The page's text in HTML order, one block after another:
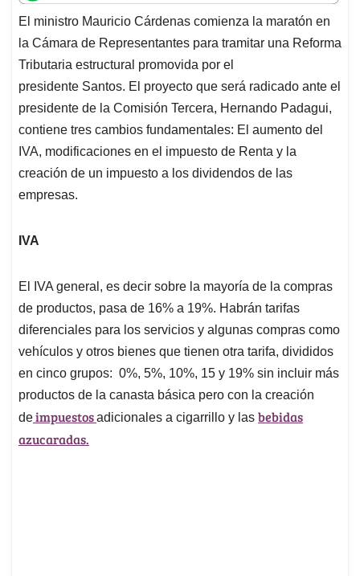
t
s
A
p
p
e
b
o
o
k
k
e
d
I
n
i
l
e
a
d
s
El ministro Mauricio Cárdenas comienza la maratón en
la Cámara de Representantes para tramitar una Reforma
Tributaria estructural promovida por el
presidente Santos. El proyecto que será radicado ante el
presidente de la Comisión Tercera, Hernando Padagui,
contiene tres cambios fundamentales: El aumento del
IVA, modificaciones en el impuesto de Renta y la
creación de un impuesto a los dividendos de las
empresas.
IVA
El IVA general, es decir sobre la mayoría de la compras
de productos, pasa de 16% a 19%. Habrán tarifas
diferenciales para los servicios y algunas compras como
vehículos y otros bienes que tienen otra tarifa, divididos
en cinco grupos: 0%, 5%, 10%, 15 y 19% sin incluir más
productos de la canasta básica pero con la creación
deimpuestosadicionales a cigarrillo y las bebidas
azucaradas.